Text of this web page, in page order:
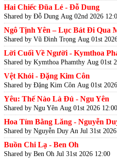
Hai Chiếc Đũa Lẻ - Đỗ Dung
Shared by Đỗ Dung Aug 02nd 2026
Ngô Tịnh Yên – Lục Bát Đi Qua
Shared by Vũ Đình Trọng Aug 01st
Lời Cuối Về Người - Kymthoa
Shared by Kymthoa Phamthy Aug 01st
Vệt Khói - Đặng Kim Côn
Shared by Đặng Kim Côn Aug 01st
Yêu: Thế Nào Là Đủ - Ngu Yên
Shared by Ngu Yên Aug 01st 2026 12:00
Hoa Tím Bằng Lăng - Nguyễn
Shared by Nguyễn Duy An Jul 31st
Buồn Chi Lạ - Ben Oh
Shared by Ben Oh Jul 31st 2026 12:00